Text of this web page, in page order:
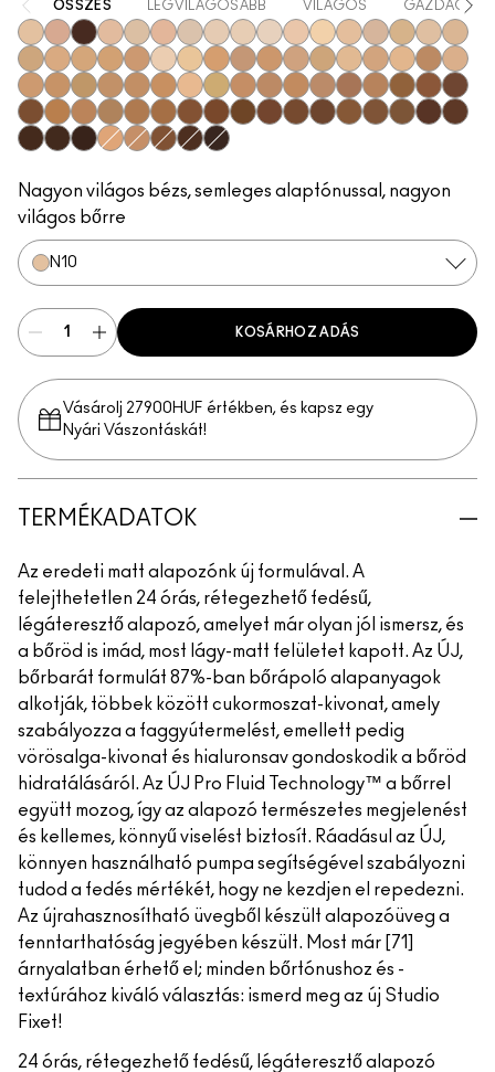
ÖSSZES LEGVILÁGOSABB VILÁGOS GAZDAG
N10N12NW63
N18NC5N11NC10NW5NW10NC12N4 NC13NW13N4.5NC15N4.75NC16
NC17NC18NW15NC20NW18C4C40NC25NW20
NW22NC27NC30
N5 N6 C3.5NW25
N6.5
NC35NC37NC38NC40NC41NC42C4.5C45NC43.5
NC44NC44.5
NW30
NW33NW35NW40NW43
NW44
NW45
C8NC45NC45.5
NC46NC47NC50NW46NW47
Nagyon világos bézs, semleges alaptónussal, nagyon
világos bőrre
N10
KOSÁRHOZ ADÁS
Vásárolj 27900HUF értékben, és kapsz egy
Nyári Vászontáskát!
TERMÉKADATOK
Az eredeti matt alapozónk új formulával. A
felejthetetlen 24 órás, rétegezhető fedésű,
légáteresztő alapozó, amelyet már olyan jól ismersz, és
a bőröd is imád, most lágy-matt felületet kapott. Az ÚJ,
bőrbarát formulát 87%-ban bőrápoló alapanyagok
alkotják, többek között cukormoszat-kivonat, amely
szabályozza a faggyútermelést, emellett pedig
vörösalga-kivonat és hialuronsav gondoskodik a bőröd
hidratálásáról. Az ÚJ Pro Fluid Technology™ a bőrrel
együtt mozog, így az alapozó természetes megjelenést
és kellemes, könnyű viselést biztosít. Ráadásul az ÚJ,
könnyen használható pumpa segítségével szabályozni
tudod a fedés mértékét, hogy ne kezdjen el repedezni.
Az újrahasznosítható üvegből készült alapozóüveg a
fenntarthatóság jegyében készült. Most már [71]
árnyalatban érhető el; minden bőrtónushoz és -
textúrához kiváló választás: ismerd meg az új Studio
Fixet!
24 órás, rétegezhető fedésű, légáteresztő alapozó